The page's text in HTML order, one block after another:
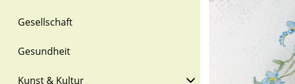
Gesellschaft
Gesundheit
Kunst & Kultur